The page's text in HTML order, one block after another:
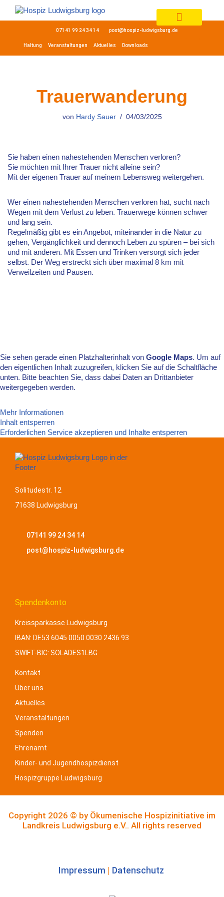
springen
07141 99 24 34 14 post@hospiz-ludwigsburg.de
Haltung Veranstaltungen Aktuelles Downloads
Trauerwanderung
von Hardy Sauer 04/03/2025
Sie haben einen nahestehenden Menschen verloren?
Sie möchten mit Ihrer Trauer nicht alleine sein?
Mit der eigenen Trauer auf meinem Lebensweg weitergehen.
Wer einen nahestehenden Menschen verloren hat, sucht nach
Wegen mit dem Verlust zu leben. Trauerwege können schwer
und lang sein.
Regelmäßig gibt es ein Angebot, miteinander in die Natur zu
gehen, Vergänglichkeit und dennoch Leben zu spüren – bei sich
und mit anderen. Mit Essen und Trinken versorgt sich jeder
selbst. Der Weg erstreckt sich über maximal 8 km mit
Verweilzeiten und Pausen.
Sie sehen gerade einen Platzhalterinhalt von Google Maps. Um auf
den eigentlichen Inhalt zuzugreifen, klicken Sie auf die Schaltfläche
unten. Bitte beachten Sie, dass dabei Daten an Drittanbieter
weitergegeben werden.
Mehr Informationen
Inhalt entsperren
Erforderlichen Service akzeptieren und Inhalte entsperren
Solitudestr. 12
71638 Ludwigsburg
07141 99 24 34 14
post@hospiz-ludwigsburg.de
Spendenkonto
Kreissparkasse Ludwigsburg
IBAN: DE53 6045 0050 0030 2436 93
SWIFT-BIC: SOLADES1LBG
Kontakt
Über uns
Aktuelles
Veranstaltungen
Spenden
Ehrenamt
Kinder- und Jugendhospizdienst
Hospizgruppe Ludwigsburg
Copyright 2026 © byÖkumenische Hospizinitiative im
Landkreis Ludwigsburg e.V.. All rights reserved
Impressum | Datenschutz